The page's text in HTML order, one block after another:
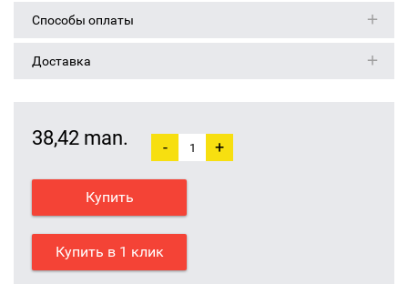
Способы оплаты
Доставка
38,42 man. - +
Купить
Купить в 1 клик